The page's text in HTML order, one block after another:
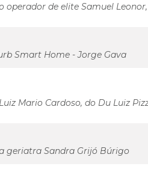
operador de elite Samuel
Smart Home - Jorge Gava
Mario Cardoso, do Du Luiz
geriatra Sandra Grijó Búrigo